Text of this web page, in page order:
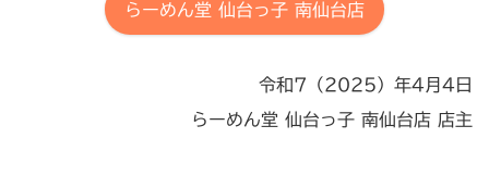
らーめん堂 仙台っ子 南仙台店
令和7（2025）年4月4日
らーめん堂 仙台っ子 南仙台店 店主